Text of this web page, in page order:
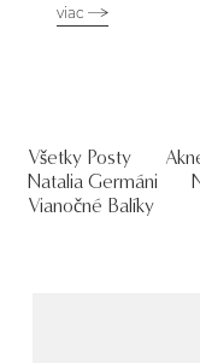
viac
Všetky Posty
Natalia Germáni
Vianočné Balíky